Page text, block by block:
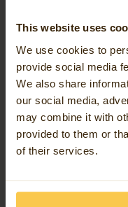
This website uses
We use cookies to
provide social media
We also share
our social media,
may combine it with
provided to them or
of their services.
Heeft u een nieuwe
mijn advies: maak
de GIS-applicaties
gebruikt worden.
functionaliteiten
gevisualiseerde
geval? Streef dan
ieder vraagstuk